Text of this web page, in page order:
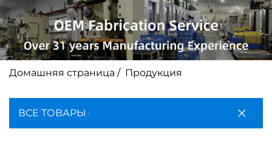
Домашняя страница / Продукция
ВСЕ ТОВАРЫ